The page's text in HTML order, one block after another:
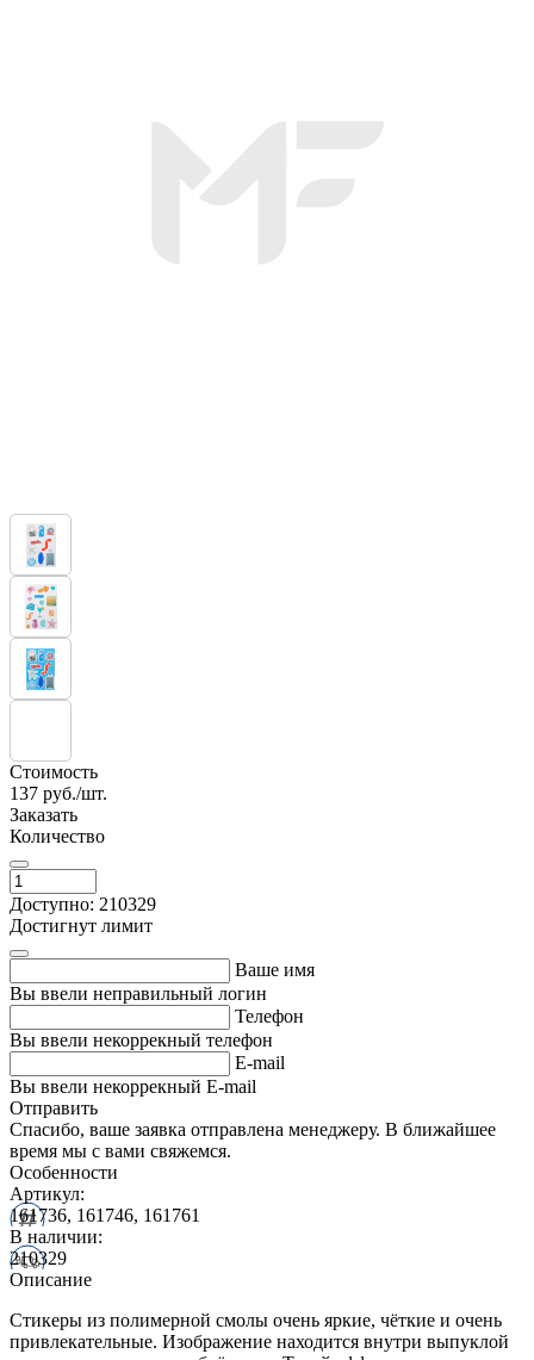
Стоимость
137 руб./шт.
Заказать
Количество
Доступно: 210329
Достигнут лимит
Ваше имя
Вы ввели неправильный логин
Телефон
Вы ввели некоррекный телефон
E-mail
Вы ввели некоррекный E-mail
Отправить
Спасибо, ваше заявка отправлена менеджеру. В ближайшее
время мы с вами свяжемся.
Особенности
Артикул:
161736, 161746, 161761
В наличии:
210329
Описание
Стикеры из полимерной смолы очень яркие, чёткие и очень
привлекательные. Изображение находится внутри выпуклой